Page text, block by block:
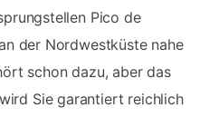
Pico de
der Nordwestküste nahe
schon dazu, aber das
Sie garantiert reichlich